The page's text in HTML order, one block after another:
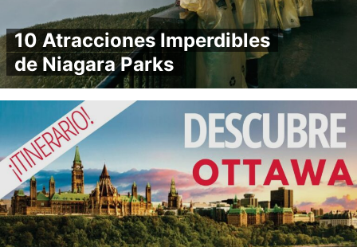
10 Atracciones Imperdibles
de Niagara Parks